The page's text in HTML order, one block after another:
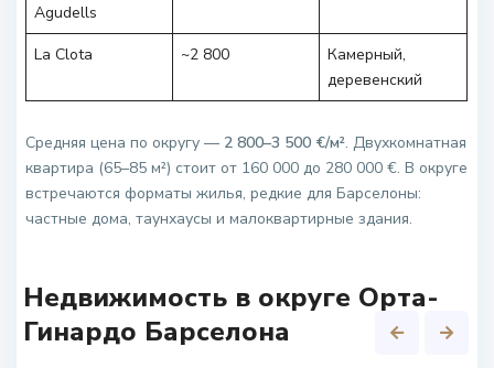
Agudells
La Clota ~2 800
Камерный,
деревенский
Средняя цена по округу — 2 800–3 500 €/м². Двухкомнатная
квартира (65–85 м²) стоит от 160 000 до 280 000 €. В округе
встречаются форматы жилья, редкие для Барселоны:
частные дома, таунхаусы и малоквартирные здания.
Недвижимость в округе Орта-
Гинардо Барселона